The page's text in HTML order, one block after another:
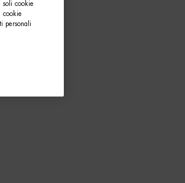
soli cookie
cookie
personali